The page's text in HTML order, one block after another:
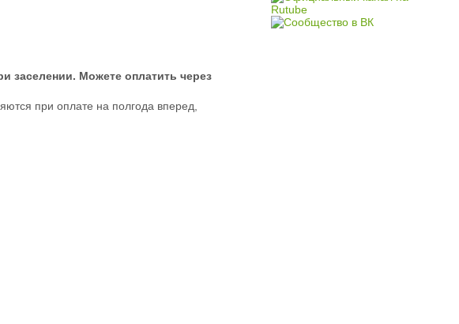
заселении. Можете оплатить через
при оплате на полгода вперед,